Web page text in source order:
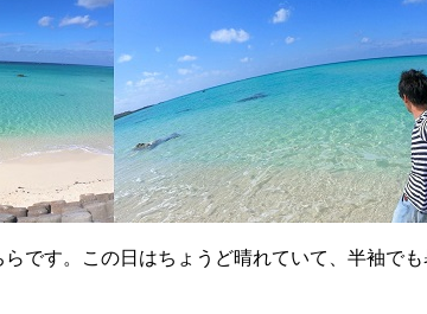
らです。この日はちょうど晴れていて、半袖で